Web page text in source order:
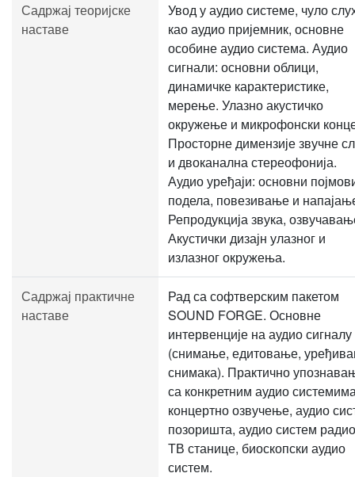
Садржај теоријске
наставе
Увод у аудио системе, чуло
као аудио пријемник, основне
особине аудио система. Аудио
сигнали: основни облици,
динамичке карактеристике,
мерење. Улазно акустичко
окружење и микрофонски
Просторне димензије звучне
и двоканална стереофонија.
Аудио уређаји: основни
подела, повезивање и
Репродукција звука,
Акустички дизајн улазног и
излазног окружења.
Садржај практичне
наставе
Рад са софтверским пакетом
SOUND FORGE. Основне
интервенције на аудио сигналу
(снимање, едитовање,
снимака). Практично
са конкретним аудио
концертно озвучење, аудио
позоришта, аудио систем
ТВ станице, биоскопски аудио
систем.